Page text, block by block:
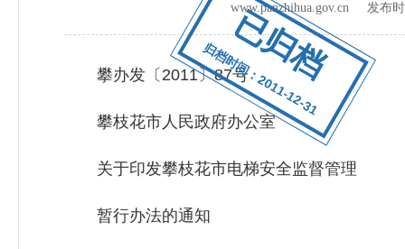
已归档
归档时间：2011-12-31
www.panzhihua.gov.cn 发布
攀办发〔2011〕87号
攀枝花市人民政府办公室
关于印发攀枝花市电梯安全监督管理
暂行办法的通知